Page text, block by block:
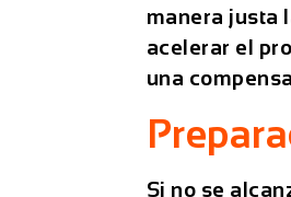
manera justa
acelerar el
una
Si no se